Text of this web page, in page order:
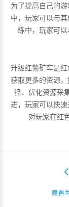
为了提高自己的
中，玩家可以与
练中，玩家可以
升级红警矿车是
获取更多的资源
径、优化资源采
进，玩家可以快
对玩家在红
魔兽